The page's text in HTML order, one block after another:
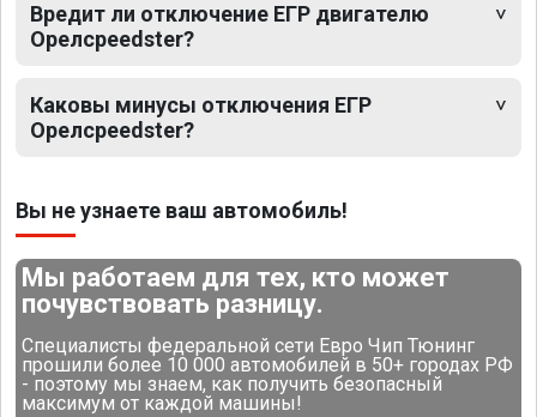
Вредит ли отключение ЕГР двигателю
Opeлсpeedster?
Каковы минусы отключения ЕГР
Opeлсpeedster?
Вы не узнаете ваш автомобиль!
Мы работаем для тех, кто может
почувствовать разницу.
Специалисты федеральной сети Евро Чип Тюнинг
прошили более 10 000 автомобилей в 50+ городах РФ
- поэтому мы знаем, как получить безопасный
максимум от каждой машины!